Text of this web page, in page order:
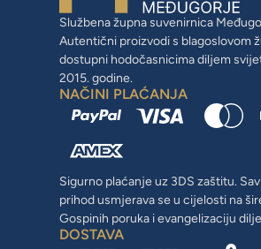
Službena župna suvenirnica
Autentični proizvodi s blagoslovom
dostupni hodočasnicima diljem
2015. godine.
NAČINI PLAĆANJA
Sigurno plaćanje uz 3DS zaštitu.
prihod usmjerava se u cijelosti na
Gospinih poruka i evangelizaciju
DOSTAVA